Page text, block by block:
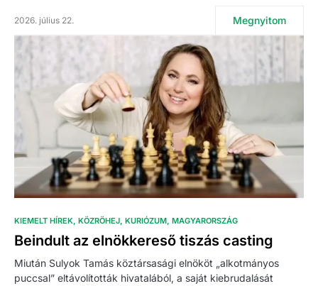
2026. július 22. Megnyitom
KIEMELT HÍREK KÖZRÖHEJ KURIÓZUM MAGYARORSZÁG
Beindult az elnökkereső tiszás casting
Miután Sulyok Tamás köztársasági elnököt „alkotmányos
puccsal” eltávolították hivatalából, a saját kiebrudalását